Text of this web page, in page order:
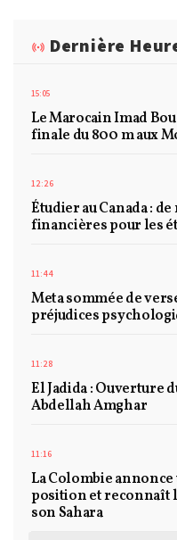
Dernière
15:05
Le Marocain Imad
finale du 800 m aux
12:26
Étudier au Canada :
financières pour les
11:44
Meta sommée de
préjudices
11:28
El Jadida : Ouverture
Abdellah Amghar
11:16
La Colombie
position et reconnaît
son Sahara